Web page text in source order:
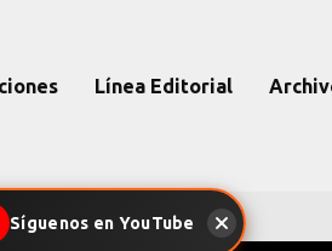
Línea Editorial
Síguenos en YouTube